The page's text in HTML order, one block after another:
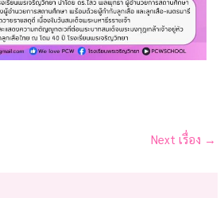
Next เรื่อง →